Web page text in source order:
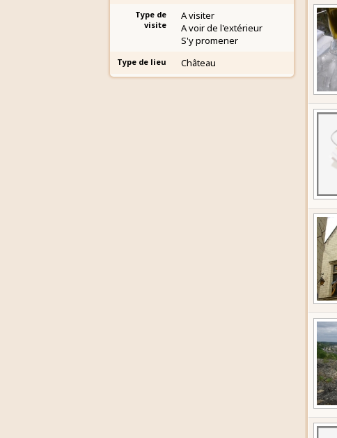
Type de
visite
A visiter
A voir de l'extérieur
S'y promener
Type de lieu Château